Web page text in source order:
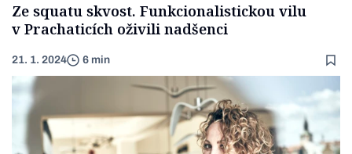
Ze squatu skvost. Funkcionalistickou vilu
v Prachaticích oživili nadšenci
21. 1. 2024 6 min